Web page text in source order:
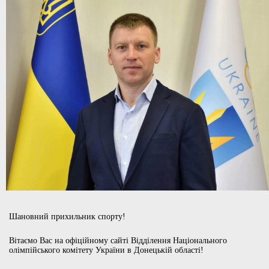
Шановний прихильник спорту!
Вітаємо Вас на офіційному сайті Відділення Національного
олімпійського комітету України в Донецькій області!